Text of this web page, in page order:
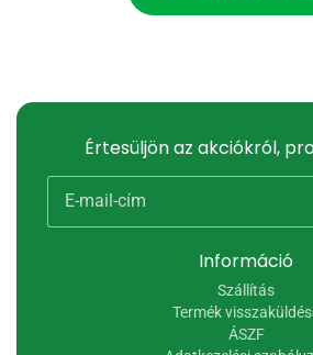
Információ
Szállítás
Termék
ÁSZF
Értesüljön az akciókról,
E-mail-cím